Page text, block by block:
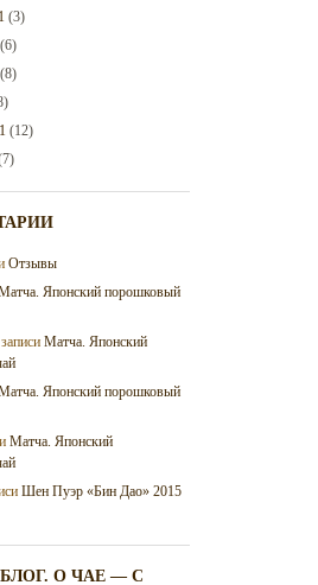
(3)
(6)
(8)
(12)
Отзывы
Японский порошковый
Матча. Японский
Японский порошковый
Матча. Японский
Шен Пуэр «Бин Дао» 2015
О ЧАЕ — С